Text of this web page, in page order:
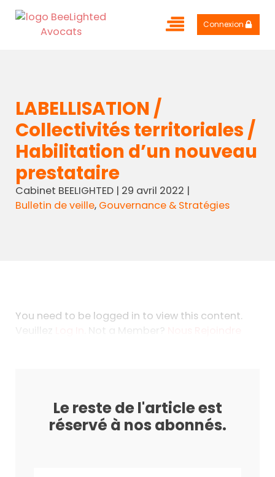
Connexion
LABELLISATION /
Collectivités territoriales /
Habilitation d’un nouveau
prestataire
Cabinet BEELIGHTED| 29 avril 2022 |
Bulletin de veille, Gouvernance & Stratégies
You need to be logged in to view this content.
Veuillez
. Not a Member?
Le reste de l'article est
réservé à nos abonnés.